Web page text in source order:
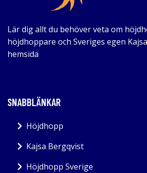
Lär dig allt du behöver veta om
höjdhoppare och Sveriges egen
hemsida
SNABBLÄNKAR
Höjdhopp
Kajsa Bergqvist
Höjdhopp Sverige